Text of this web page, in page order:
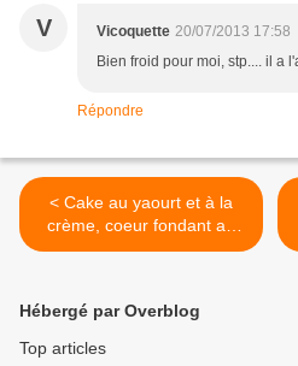
V Vicoquette 20/07/2013 17:58
Bien froid pour moi, stp.... il a
Répondre
< Cake au yaourt et à la
crème, coeur fondant au
citron
Hébergé par Overblog
Top articles